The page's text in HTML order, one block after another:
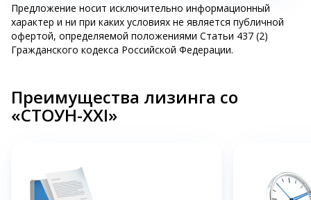
Предложение носит исключительно информационный
характер и ни при каких условиях не является публичной
офертой, определяемой положениями Статьи 437 (2)
Гражданского кодекса Российской Федерации.
Преимущества лизинга со
«СТОУН-XXI»